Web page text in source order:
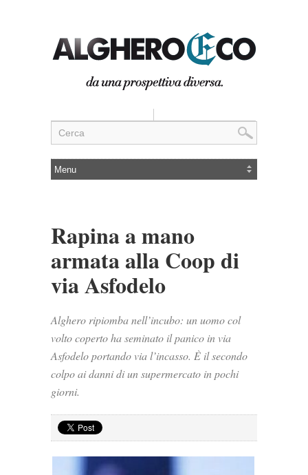
Rapina a mano
armata alla Coop di
via Asfodelo
Alghero ripiomba nell’incubo: un uomo col
volto coperto ha seminato il panico in via
Asfodelo portando via l’incasso. È il secondo
colpo ai danni di un supermercato in pochi
giorni.